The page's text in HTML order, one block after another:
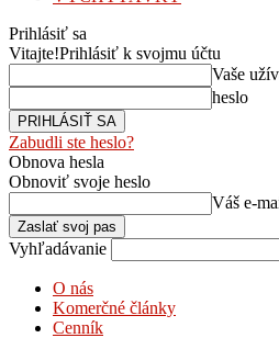
Prihlásiť sa
Vitajte!Prihlásiť k svojmu účtu
Vaše
heslo
Zabudli ste heslo?
Obnova hesla
Obnoviť svoje heslo
Váš e-
Vyhľadávanie
O nás
Komerčné články
Cenník